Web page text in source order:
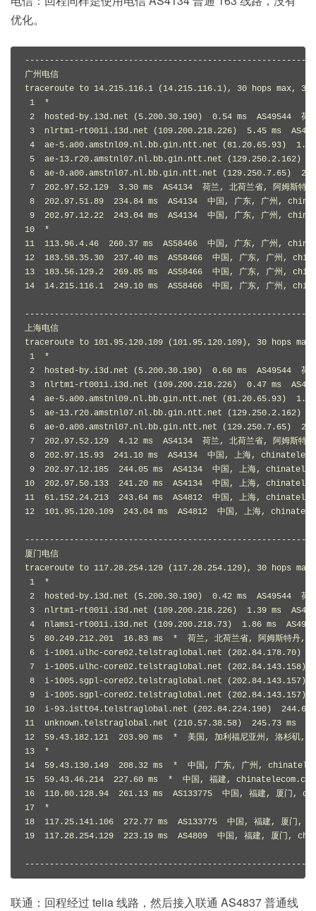
优化。
广州电信
traceroute to 14.215.116.1 (14.215.116.1), 30 hops max, 32
1  *
2  hosted-by.i3d.net (5.200.30.190)  0.54 ms  AS49544  荷
3  nlrtm1-rt001i.i3d.net (109.200.218.226)  5.45 ms
4  ae-5.a00.amstnl09.nl.bb.gin.ntt.net (81.20.65.93)  1.66
5  ae-13.r20.amstnl07.nl.bb.gin.ntt.net (129.250.2.162)
6  ae-0.a00.amstnl07.nl.bb.gin.ntt.net (129.250.7.65)  2.16
7  202.97.52.129  3.30 ms  AS4134  荷兰, 北荷兰省, 阿姆斯特
8  202.97.51.89  234.84 ms  AS4134  中国, 广东, 广州,
9  202.97.12.22  243.04 ms  AS4134  中国, 广东, 广州,
10  *
11  113.96.4.46  260.37 ms  AS58466  中国, 广东, 广州,
12  183.58.35.30  237.40 ms  AS58466  中国, 广东, 广州,
13  183.56.129.2  269.85 ms  AS58466  中国, 广东, 广州,
14  14.215.116.1  249.10 ms  AS58466  中国, 广东, 广州,
上海电信
traceroute to 101.95.120.109 (101.95.120.109), 30 hops
1  *
2  hosted-by.i3d.net (5.200.30.190)  0.60 ms  AS49544  荷
3  nlrtm1-rt001i.i3d.net (109.200.218.226)  0.47 ms
4  ae-5.a00.amstnl09.nl.bb.gin.ntt.net (81.20.65.93)  1.73
5  ae-13.r20.amstnl07.nl.bb.gin.ntt.net (129.250.2.162)
6  ae-0.a00.amstnl07.nl.bb.gin.ntt.net (129.250.7.65)  2.19
7  202.97.52.129  4.12 ms  AS4134  荷兰, 北荷兰省, 阿姆斯特
8  202.97.15.93  241.10 ms  AS4134  中国, 上海,
9  202.97.12.185  244.05 ms  AS4134  中国, 上海,
10  202.97.50.133  241.20 ms  AS4134  中国, 上海,
11  61.152.24.213  243.64 ms  AS4812  中国, 上海,
12  101.95.120.109  243.04 ms  AS4812  中国, 上海,
厦门电信
traceroute to 117.28.254.129 (117.28.254.129), 30 hops
1  *
2  hosted-by.i3d.net (5.200.30.190)  0.42 ms  AS49544  荷
3  nlrtm1-rt001i.i3d.net (109.200.218.226)  1.39 ms
4  nlams1-rt001i.i3d.net (109.200.218.73)  1.86 ms
5  80.249.212.201  16.83 ms  *  荷兰, 北荷兰省, 阿姆斯特丹,
6  i-1001.ulhc-core02.telstraglobal.net (202.84.178.70)
7  i-1005.ulhc-core02.telstraglobal.net (202.84.143.158)
8  i-1005.sgpl-core02.telstraglobal.net (202.84.143.157)
9  i-1005.sgpl-core02.telstraglobal.net (202.84.143.157)
10  i-93.istt04.telstraglobal.net (202.84.224.190)  244.65
11  unknown.telstraglobal.net (210.57.38.58)  245.73 ms
12  59.43.182.121  203.90 ms  *  美国, 加利福尼亚州, 洛杉矶,
13  *
14  59.43.130.149  208.32 ms  *  中国, 广东, 广州,
15  59.43.46.214  227.60 ms  *  中国, 福建,
16  110.80.128.94  261.13 ms  AS133775  中国, 福建, 厦门,
17  *
18  117.25.141.106  272.77 ms  AS133775  中国, 福建, 厦门,
19  117.28.254.129  223.19 ms  AS4809  中国, 福建, 厦门,
联通：回程经过 telia 线路，然后接入联通 AS4837 普通线